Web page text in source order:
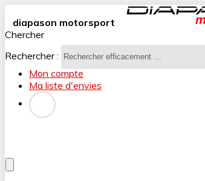
diapason motorsport
Chercher
Rechercher :
Mon compte
Ma liste d'envies